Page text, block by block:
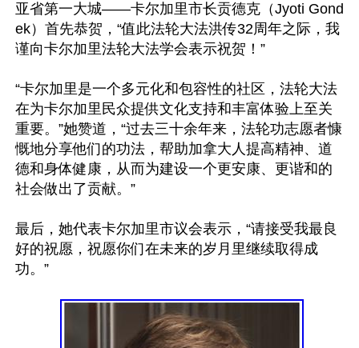
亚省第一大城——卡尔加里市长贡德克（Jyoti Gond
ek）首先恭贺，“值此法轮大法洪传32周年之际，我
谨向卡尔加里法轮大法学会表示祝贺！”
“卡尔加里是一个多元化和包容性的社区，法轮大法
在为卡尔加里民众提供文化支持和丰富体验上至关
重要。”她赞道，“过去三十余年来，法轮功志愿者慷
慨地分享他们的功法，帮助加拿大人提高精神、道
德和身体健康，从而为建设一个更安康、更谐和的
社会做出了贡献。”
最后，她代表卡尔加里市议会表示，“请接受我最良
好的祝愿，祝愿你们在未来的岁月里继续取得成
功。”